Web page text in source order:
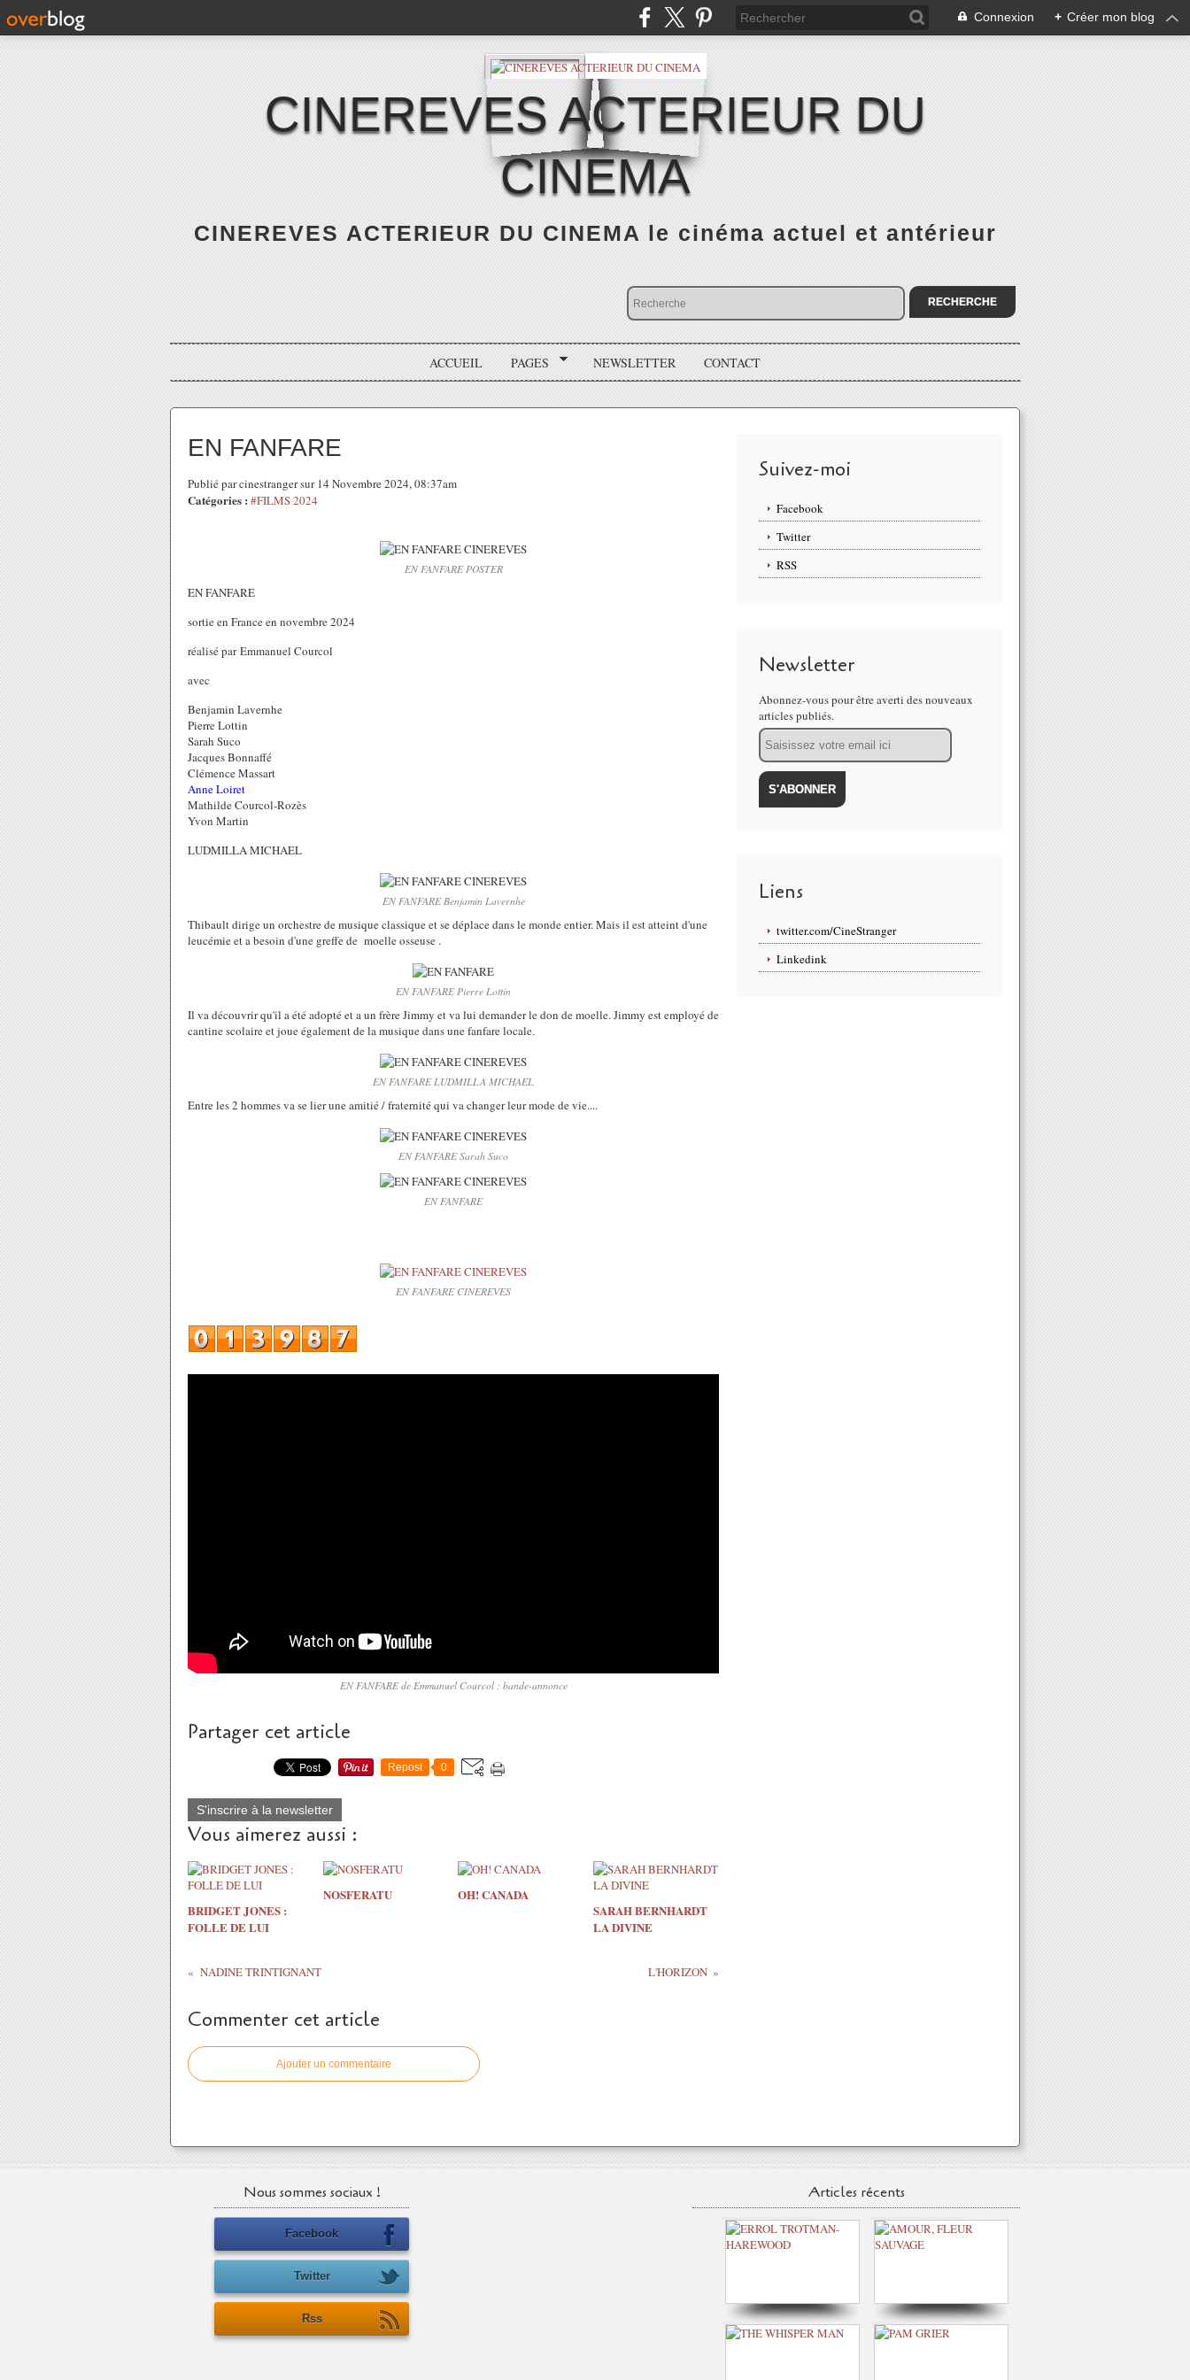
Connexion + Créer mon blog
CINEREVES ACTERIEUR DU
CINEMA
CINEREVES ACTERIEUR DU CINEMA le cinéma actuel et antérieur
ACCUEIL PAGES NEWSLETTER CONTACT
EN FANFARE
Publié par cinestranger sur 14 Novembre 2024, 08:37am
Catégories : #FILMS 2024
EN FANFARE POSTER
EN FANFARE
sortie en France en novembre 2024
réalisé par Emmanuel Courcol
avec
Benjamin Lavernhe
Pierre Lottin
Sarah Suco
Jacques Bonnaffé
Clémence Massart
Anne Loiret
Mathilde Courcol-Rozès
Yvon Martin
LUDMILLA MICHAEL
EN FANFARE Benjamin Lavernhe
Thibault dirige un orchestre de musique classique et se déplace dans le monde entier. Mais il est atteint d'une
leucémie et a besoin d'une greffe de moelle osseuse .
EN FANFARE Pierre Lottin
Il va découvrir qu'il a été adopté et a un frère Jimmy et va lui demander le don de moelle. Jimmy est employé de
cantine scolaire et joue également de la musique dans une fanfare locale.
EN FANFARE LUDMILLA MICHAEL
Entre les 2 hommes va se lier une amitié / fraternité qui va changer leur mode de vie....
EN FANFARE Sarah Suco
EN FANFARE
EN FANFARE CINEREVES
EN FANFARE de Emmanuel Courcol : bande-annonce
Partager cet article
Repost 0
S'inscrire à la newsletter
Vous aimerez aussi :
BRIDGET JONES :
FOLLE DE LUI
NOSFERATU
OH! CANADA
SARAH BERNHARDT
LA DIVINE
NADINE TRINTIGNANT L'HORIZON
Commenter cet article
Ajouter un commentaire
Suivez-moi
Facebook
Twitter
RSS
Newsletter
Abonnez-vous pour être averti des nouveaux
articles publiés.
Email
Liens
twitter.com/CineStranger
Linkedink
Nous sommes sociaux !
Facebook
Twitter
Rss
Articles récents